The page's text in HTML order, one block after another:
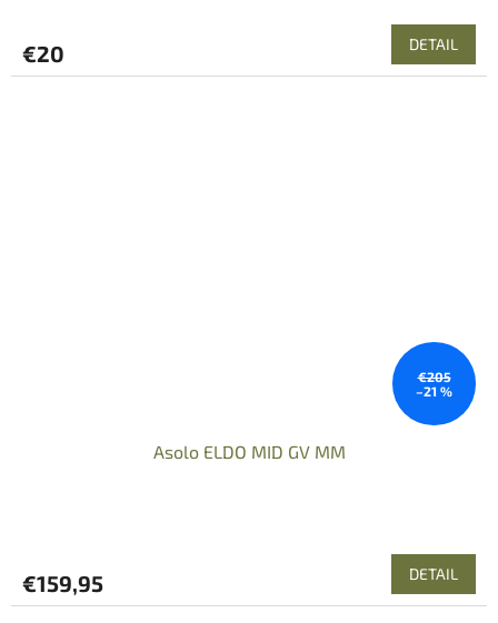
€20 DETAIL
€205
–21 %
Asolo ELDO MID GV MM
€159,95 DETAIL